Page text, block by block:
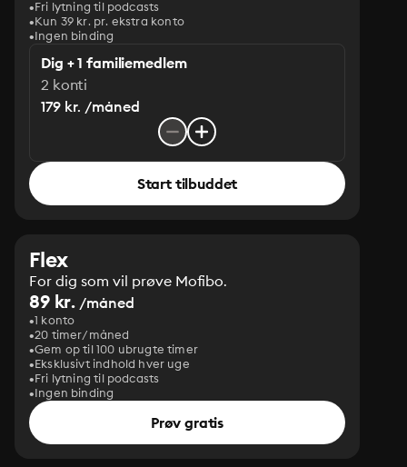
Fri lytning til podcasts
Kun 39 kr. pr. ekstra konto
Ingen binding
Dig + 1 familiemedlem
2 konti
179 kr. /måned
Start tilbuddet
Flex
For dig som vil prøve Mofibo.
89 kr. /måned
1 konto
20 timer/måned
Gem op til 100 ubrugte timer
Eksklusivt indhold hver uge
Fri lytning til podcasts
Ingen binding
Prøv gratis